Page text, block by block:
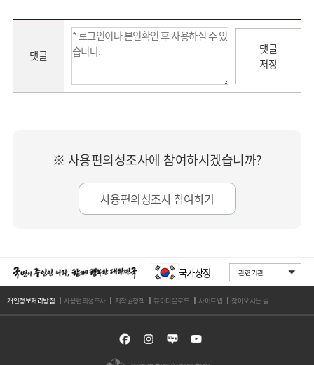
댓글
댓글
저장
※ 사용편의성조사에 참여하시겠습니까?
사용편의성조사 참여하기
국가상징
개인정보처리방침 사용편의성조사 저작권정책 뷰어다운로드 사이트맵 찾아오시는 길